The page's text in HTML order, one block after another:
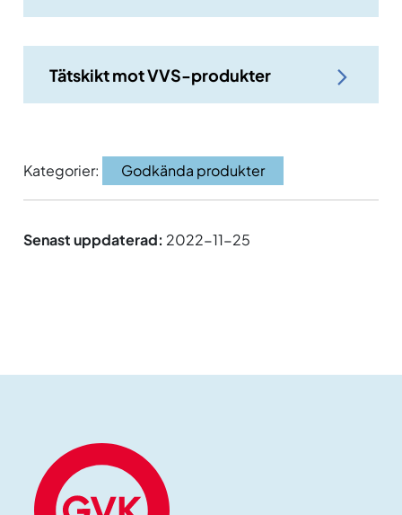
Tätskikt mot VVS-produkter
Kategorier: Godkända produkter
Senast uppdaterad: 2022-11-25